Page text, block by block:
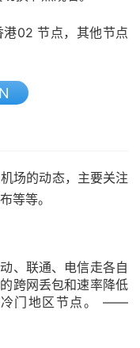
02 节点，其他节点
场的动态，主要关注
等等。
、联通、电信走各自
跨网丢包和速率降低
冷门地区节点。 ——